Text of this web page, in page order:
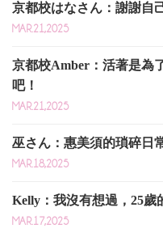
京都校はなさん：謝謝自
MAR.21,2025
京都校Amber：活著是為
吧！
MAR.21,2025
巫さん：惠美須的瑣碎日
MAR.18,2025
Kelly：我沒有想過，25歲
MAR.17,2025